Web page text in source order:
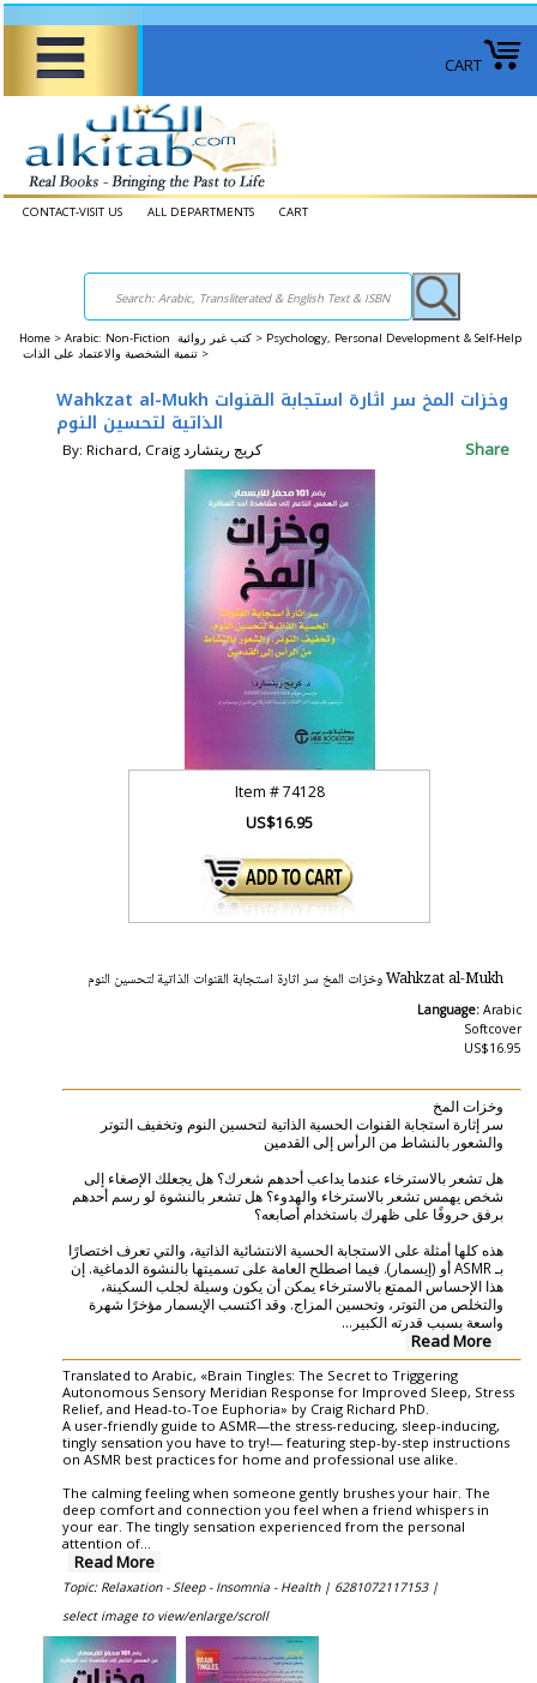
CART
CONTACT-VISIT US ALL DEPARTMENTS CART
Home > Arabic: Non-Fiction كتب غير روائية > Psychology, Personal Development & Self-Help
تنمية الشخصية والاعتماد على الذات >
Wahkzat al-Mukh وخزات المخ سر اثارة استجابة القنوات
الذاتية لتحسين النوم
By: Richard, Craig ‎كريج ريتشارد Share
Item #74128
US$16.95
Wahkzat al-Mukh وخزات المخ سر اثارة استجابة القنوات الذاتية لتحسين النوم
Language: Arabic
Softcover
US$16.95
وخزات المخ
سر إثارة استجابة القنوات الحسية الذاتية لتحسين النوم وتخفيف التوتر
والشعور بالنشاط من الرأس إلى القدمين
هل تشعر بالاسترخاء عندما يداعب أحدهم شعرك؟ هل يجعلك الإصغاء إلى
شخص يهمس تشعر بالاسترخاء والهدوء؟ هل تشعر بالنشوة لو رسم أحدهم
برفق حروفًا على ظهرك باستخدام أصابعه؟
هذه كلها أمثلة على الاستجابة الحسية الانتشائية الذاتية، والتي تعرف اختصارًا
بـ ASMR أو (إيسمار). فيما اصطلح العامة على تسميتها بالنشوة الدماغية. إن
هذا الإحساس الممتع بالاسترخاء يمكن أن يكون وسيلة لجلب السكينة،
والتخلص من التوتر، وتحسين المزاج. وقد اكتسب الإيسمار مؤخرًا شهرة
واسعة بسبب قدرته الكبير ...
Read More
Translated to Arabic, «Brain Tingles: The Secret to Triggering
Autonomous Sensory Meridian Response for Improved Sleep, Stress
Relief, and Head-to-Toe Euphoria» by Craig Richard PhD.
A user-friendly guide to ASMR—the stress-reducing, sleep-inducing,
tingly sensation you have to try!— featuring step-by-step instructions
on ASMR best practices for home and professional use alike.
The calming feeling when someone gently brushes your hair. The
deep comfort and connection you feel when a friend whispers in
your ear. The tingly sensation experienced from the personal
attention of...
Read More
Topic: Relaxation - Sleep - Insomnia - Health | 6281072117153 |
select image to view/enlarge/scroll